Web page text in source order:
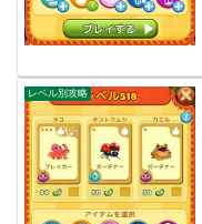
レベル別攻略